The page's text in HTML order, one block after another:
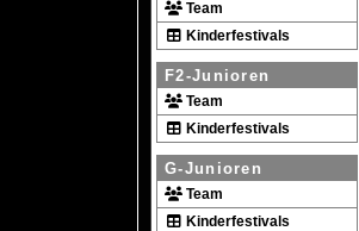
Team
Kinderfestivals
F2-Junioren
Team
Kinderfestivals
G-Junioren
Team
Kinderfestivals